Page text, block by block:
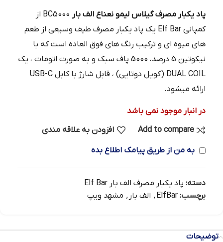
پاد یکبار مصرف گیلاس لیمو نعناع الف بار
BC5000 از
کمپانی Elf Bar یک پاد یکبار مصرف طیف وسیعی از طعم
های میوه ای و ترکیب رنگ های فوق العاده است که با
نیکوتین 5 درصد، 5000 پاف سبک و به صورت اتومات ، یک
DUAL COIL (کویل دوتایی) ، قابل شارژ با کابل USB-C
ارائه میشود.
در انبار موجود نمی باشد
Add to compare
افزودن به علاقه مندی
به من از طریق پیامک اطلاع بده
دسته: پاد یکبار مصرف الف بار Elf Bar
برچسب: ElfBar
, الف بار , مشهد ویپ
توضیحات